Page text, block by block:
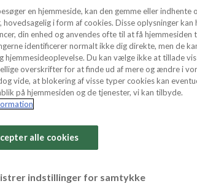
- SE
en hjemmeside, kan den gemme eller indhente
hovedsagelig i form af cookies. Disse oplysninger kan
din enhed og anvendes ofte til at få hjemmesiden
identificerer normalt ikke dig direkte, men de
hjemmesideoplevelse. Du kan vælge ikke at tillade
overskrifter for at finde ud af mere og ændre i
vide, at blokering af visse typer cookies kan
på hjemmesiden og de tjenester, vi kan tilbyde.
alle cookies
indstillinger for samtykke